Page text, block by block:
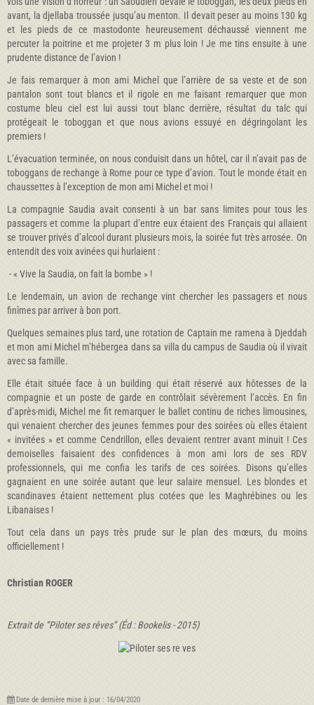
avant, la djellaba troussée jusqu’au menton. Il devait peser au moins 130 kg
et les pieds de ce mastodonte heureusement déchaussé viennent me
percuter la poitrine et me projeter 3 m plus loin ! Je me tins ensuite à une
prudente distance de l’avion !
Je fais remarquer à mon ami Michel que l’arrière de sa veste et de son
pantalon sont tout blancs et il rigole en me faisant remarquer que mon
costume bleu ciel est lui aussi tout blanc derrière, résultat du talc qui
protégeait le toboggan et que nous avions essuyé en dégringolant les
premiers !
L’évacuation terminée, on nous conduisit dans un hôtel, car il n’avait pas de
toboggans de rechange à Rome pour ce type d’avion. Tout le monde était en
chaussettes à l’exception de mon ami Michel et moi !
La compagnie Saudia avait consenti à un bar sans limites pour tous les
passagers et comme la plupart d’entre eux étaient des Français qui allaient
se trouver privés d’alcool durant plusieurs mois, la soirée fut très arrosée. On
entendit des voix avinées qui hurlaient :
- « Vive la Saudia, on fait la bombe » !
Le lendemain, un avion de rechange vint chercher les passagers et nous
finîmes par arriver à bon port.
Quelques semaines plus tard, une rotation de Captain me ramena à Djeddah
et mon ami Michel m’hébergea dans sa villa du campus de Saudia où il vivait
avec sa famille.
Elle était située face à un building qui était réservé aux hôtesses de la
compagnie et un poste de garde en contrôlait sévèrement l’accès. En fin
d’après-midi, Michel me fit remarquer le ballet continu de riches limousines,
qui venaient chercher des jeunes femmes pour des soirées où elles étaient
« invitées » et comme Cendrillon, elles devaient rentrer avant minuit ! Ces
demoiselles faisaient des confidences à mon ami lors de ses RDV
professionnels, qui me confia les tarifs de ces soirées. Disons qu’elles
gagnaient en une soirée autant que leur salaire mensuel. Les blondes et
scandinaves étaient nettement plus cotées que les Maghrébines ou les
Libanaises !
Tout cela dans un pays très prude sur le plan des mœurs, du moins
officiellement !
Christian ROGER
Extrait de “Piloter ses rêves” (Éd : Bookelis - 2015)
Date de dernière mise à jour : 16/04/2020